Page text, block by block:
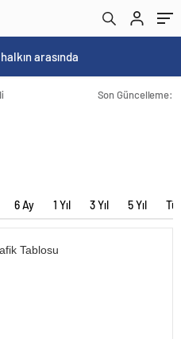
arasında
Son Güncelleme:
6 Ay 1 Yıl 3 Yıl 5 Yıl
Tablosu